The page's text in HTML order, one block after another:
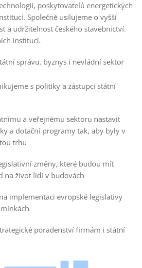
poskytovatelů energetických
Společně usilujeme o vyšší
a udržitelnost českého stavebnictví.
institucí.
správu, byznys i nevládní sektor
s politiky a zástupci státní
a veřejnému sektoru nastavit
a dotační programy tak, aby byly v
trhu
změny, které budou mít
na život lidí v budovách
implementaci evropské legislativy
poradenství firmám i státní